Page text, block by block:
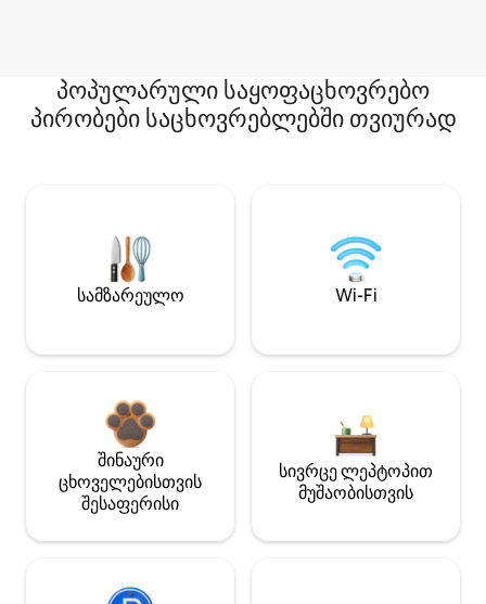
პოპულარული საყოფაცხოვრებო
პირობები საცხოვრებლებში თვიურად
სამზარეულო Wi-Fi
შინაური
ცხოველებისთვის
შესაფერისი
სივრცე ლეპტოპით
მუშაობისთვის